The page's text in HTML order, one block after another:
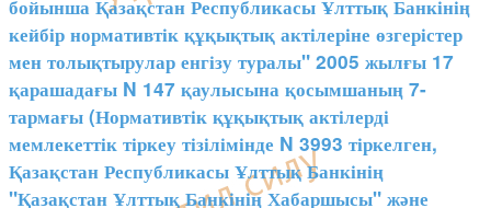
бойынша Қазақстан Республикасы Ұлттық Банкінің
кейбір нормативтік құқықтық актілеріне өзгерістер
мен толықтырулар енгізу туралы" 2005 жылғы 17
қарашадағы N 147 қаулысына қосымшаның 7-
тармағы (Нормативтік құқықтық актілерді
мемлекеттік тіркеу тізілімінде N 3993 тіркелген,
Қазақстан Республикасы Ұлттық Банкінің
"Қазақстан Ұлттық Банкінің Хабаршысы" және